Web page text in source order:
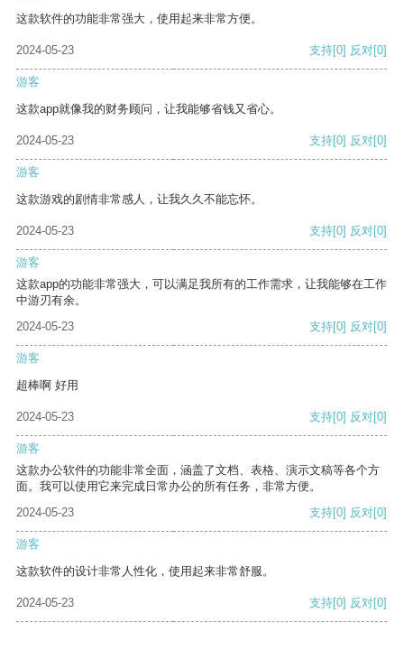
这款软件的功能非常强大，使用起来非常方便。
2024-05-23 支持[0] 反对[0]
游客
这款app就像我的财务顾问，让我能够省钱又省心。
2024-05-23 支持[0] 反对[0]
游客
这款游戏的剧情非常感人，让我久久不能忘怀。
2024-05-23 支持[0] 反对[0]
游客
这款app的功能非常强大，可以满足我所有的工作需求，让我能够在工作
中游刃有余。
2024-05-23
支持[0] 反对[0]
游客
超棒啊 好用
2024-05-23 支持[0] 反对[0]
游客
这款办公软件的功能非常全面，涵盖了文档、表格、演示文稿等各个方
面。我可以使用它来完成日常办公的所有任务，非常方便。
2024-05-23
支持[0] 反对[0]
游客
这款软件的设计非常人性化，使用起来非常舒服。
2024-05-23 支持[0] 反对[0]